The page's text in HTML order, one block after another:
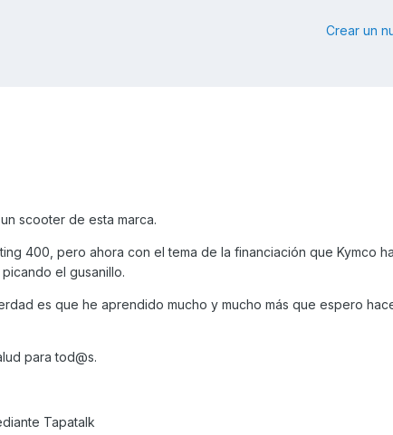
Crear un
scooter de esta marca.
400, pero ahora con el tema de la financiación que Kymco
el gusanillo.
es que he aprendido mucho y mucho más que espero
para tod@s.
Tapatalk